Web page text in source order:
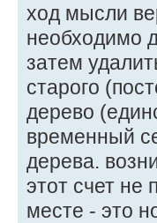
ход мысли
необходимо
затем
старого
дерево
временный
дерева.
этот счет не
месте - это